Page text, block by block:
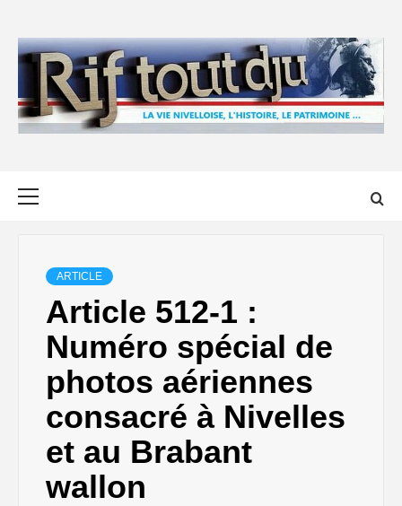
content
ARTICLE
Article 512-1 :
Numéro spécial de
photos aériennes
consacré à Nivelles
et au Brabant
wallon